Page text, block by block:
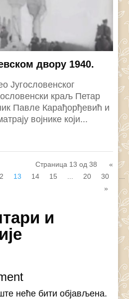
двору 1940.
Југословенског
краљ Петар
Павле Карађорђевић и
војнике који...
Страница 13 од 38
«
13 14 15 20 30
...
»
и
неће бити објављена.